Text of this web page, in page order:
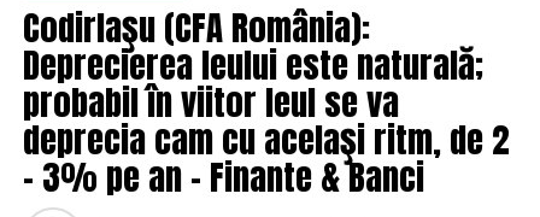
Codirlaşu (CFA România):
Deprecierea leului este naturală;
probabil în viitor leul se va
deprecia cam cu acelaşi ritm, de 2
– 3% pe an – Finante & Banci